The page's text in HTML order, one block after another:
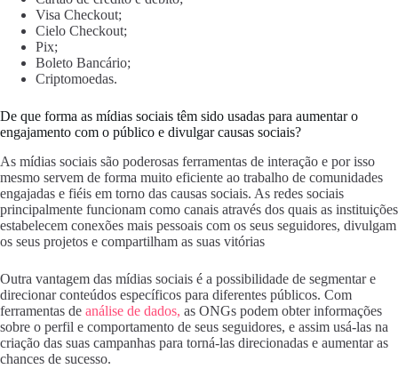
Visa Checkout;
Cielo Checkout;
Pix;
Boleto Bancário;
Criptomoedas.
De que forma as mídias sociais têm sido usadas para aumentar o
engajamento com o público e divulgar causas sociais?
As mídias sociais são poderosas ferramentas de interação e por isso
mesmo servem de forma muito eficiente ao trabalho de comunidades
engajadas e fiéis em torno das causas sociais. As redes sociais
principalmente funcionam como canais através dos quais as instituições
estabelecem conexões mais pessoais com os seus seguidores, divulgam
os seus projetos e compartilham as suas vitórias
Outra vantagem das mídias sociais é a possibilidade de segmentar e
direcionar conteúdos específicos para diferentes públicos. Com
ferramentas de análise de dados, as ONGs podem obter informações
sobre o perfil e comportamento de seus seguidores, e assim usá-las na
criação das suas campanhas para torná-las direcionadas e aumentar as
chances de sucesso.